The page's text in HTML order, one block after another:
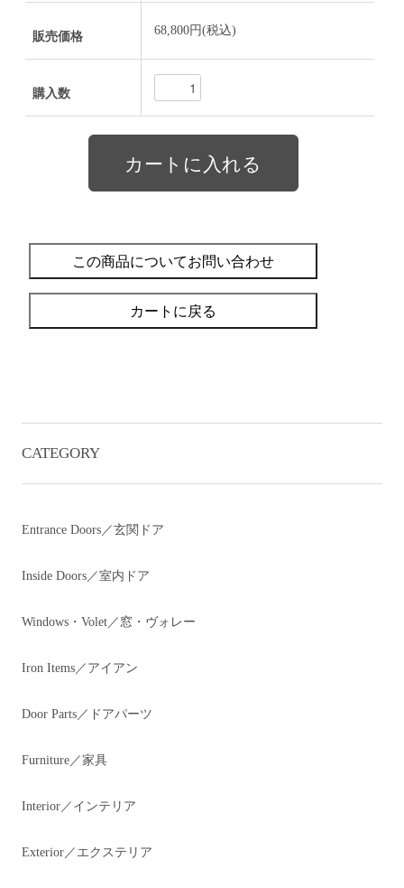
販売価格 68,800円(税込)
購入数
この商品についてお問い合わせ
カートに戻る
CATEGORY
Entrance Doors／玄関ドア
Inside Doors／室内ドア
Windows・Volet／窓・ヴォレー
Iron Items／アイアン
Door Parts／ドアパーツ
Furniture／家具
Interior／インテリア
Exterior／エクステリア